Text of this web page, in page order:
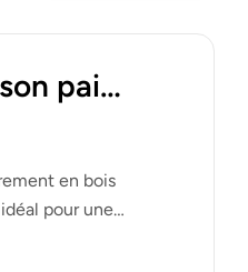
pain
en bois
pour une